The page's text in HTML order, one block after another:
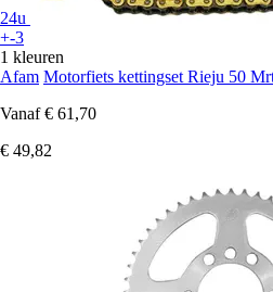
24u
+-3
1 kleuren
Afam Motorfiets kettingset Rieju 50
Vanaf € 61,70
€ 49,82